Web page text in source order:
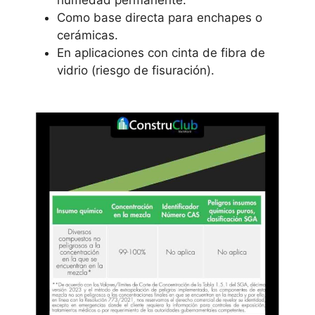
Como base directa para enchapes o
cerámicas.
En aplicaciones con cinta de fibra de
vidrio (riesgo de fisuración).